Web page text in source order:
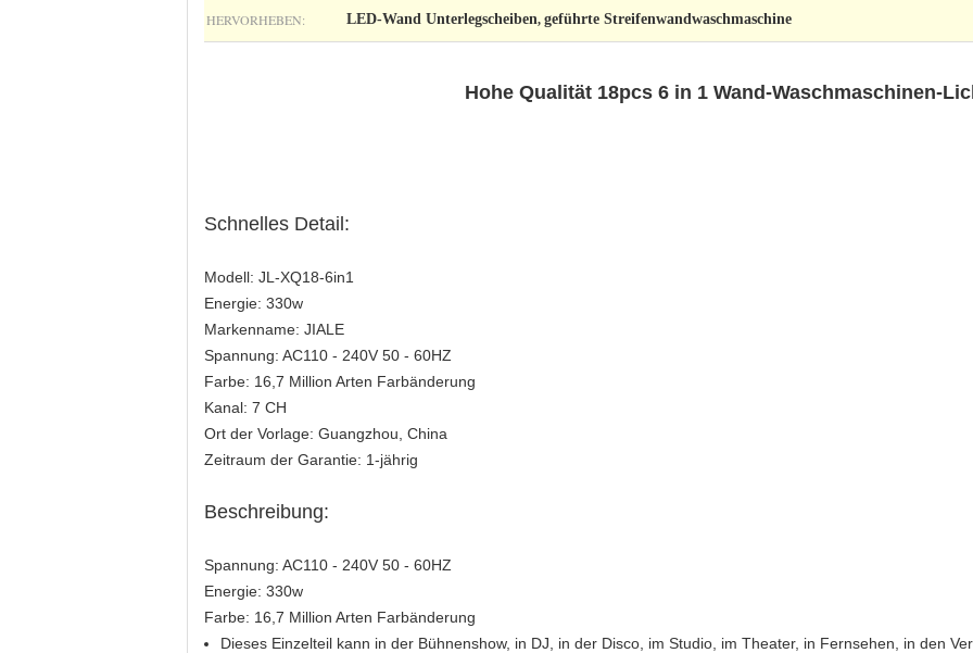
HERVORHEBEN: LED-Wand Unterlegscheiben, geführte Streifenwandwaschmaschine
Hohe Qualität 18pcs 6 in 1 Wand-Waschmaschinen-
Schnelles Detail:
Modell: JL-XQ18-6in1
Energie: 330w
Markenname: JIALE
Spannung: AC110 - 240V 50 - 60HZ
Farbe: 16,7 Million Arten Farbänderung
Kanal: 7 CH
Ort der Vorlage: Guangzhou, China
Zeitraum der Garantie: 1-jährig
Beschreibung:
Spannung: AC110 - 240V 50 - 60HZ
Energie: 330w
Farbe: 16,7 Million Arten Farbänderung
Dieses Einzelteil kann in der Bühnenshow, in DJ, in der Disco, im Studio, im Theater, in Fernsehen, in den